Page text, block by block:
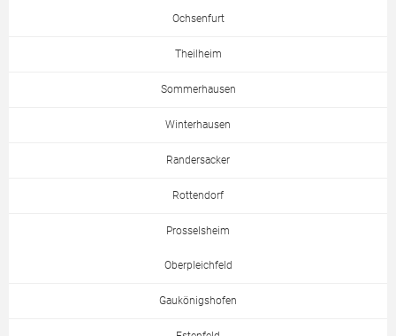
Ochsenfurt
Theilheim
Sommerhausen
Winterhausen
Randersacker
Rottendorf
Prosselsheim
Oberpleichfeld
Gaukönigshofen